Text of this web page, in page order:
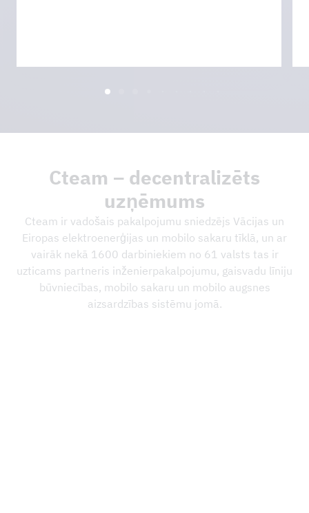
Cteam – decentralizēts
uzņēmums
Cteam ir vadošais pakalpojumu sniedzējs Vācijas un
Eiropas elektroenerģijas un mobilo sakaru tīklā, un ar
vairāk nekā 1600 darbiniekiem no 61 valsts tas ir
uzticams partneris inženierpakalpojumu, gaisvadu līniju
būvniecības, mobilo sakaru un mobilo augsnes
aizsardzības sistēmu jomā.